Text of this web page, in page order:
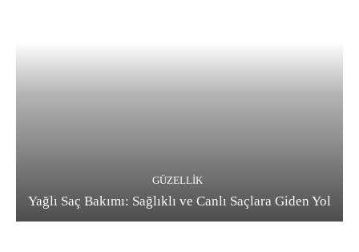
GÜZELLIK
Yağlı Saç Bakımı: Sağlıklı ve Canlı Saçlara Giden Yol